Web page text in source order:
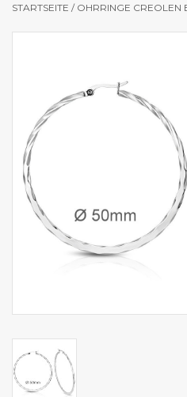
Ohrschmuck
% Sale %
BLOG
STARTSEITE / OHRRINGE CREOLEN